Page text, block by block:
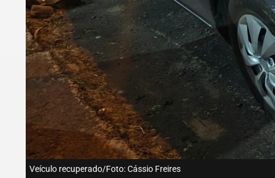
Veículo recuperado/Foto: Cássio Freires